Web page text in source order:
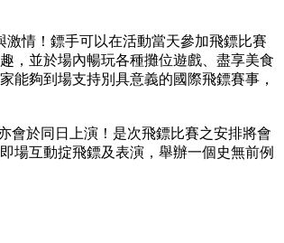
情！鏢手可以在活動當天參加飛鏢比賽
，並於場內暢玩各種攤位遊戲、盡享美食
能夠到場支持別具意義的國際飛鏢賽事，
會於同日上演！是次飛鏢比賽之安排將會
場互動掟飛鏢及表演，舉辦一個史無前例